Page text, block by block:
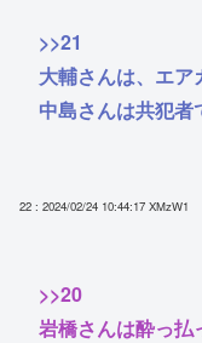
>>21
大輔さんは、エア
中島さんは共犯者
22 : 2024/02/24 10:44:17 XMzW1
>>20
岩橋さんは酔っ払